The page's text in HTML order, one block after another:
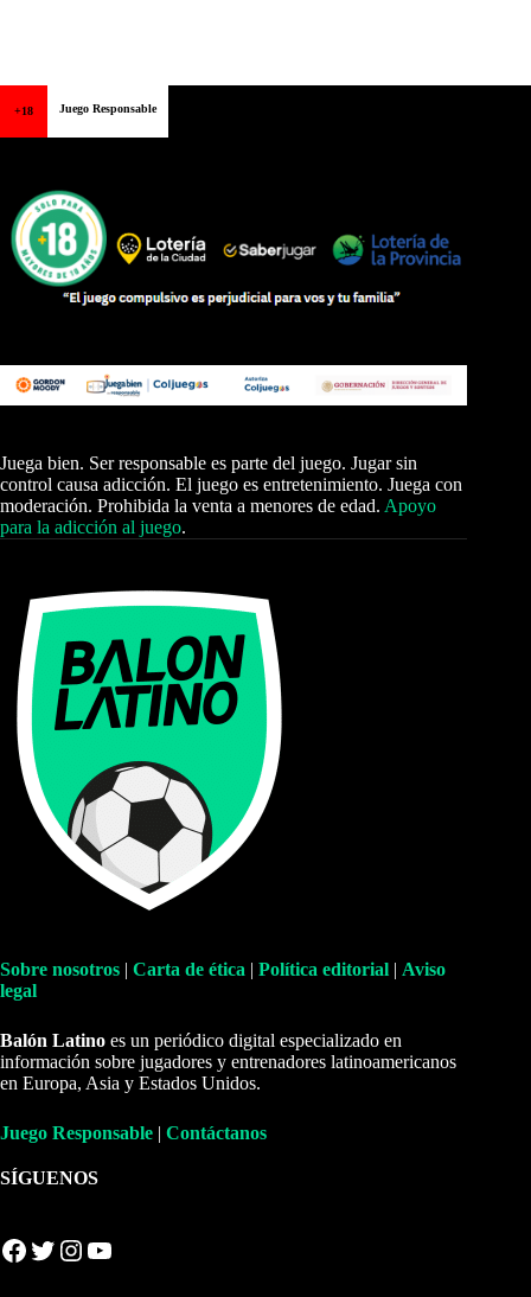
+18 Juego Responsable
Juega bien. Ser responsable es parte del juego. Jugar sin
control causa adicción. El juego es entretenimiento. Juega con
moderación. Prohibida la venta a menores de edad. Apoyo
para la adicción al juego.
Sobre nosotros | Carta de ética | Política editorial | Aviso
legal
Balón Latino es un periódico digital especializado en
información sobre jugadores y entrenadores latinoamericanos
en Europa, Asia y Estados Unidos.
Juego Responsable | Contáctanos
SÍGUENOS
Facebook Twitter Instagram YouTube